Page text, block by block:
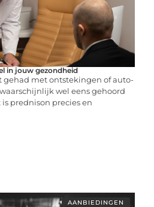
in jouw gezondheid
gehad met ontstekingen of auto-
wel eens gehoord
prednison precies en
AANBIEDINGEN